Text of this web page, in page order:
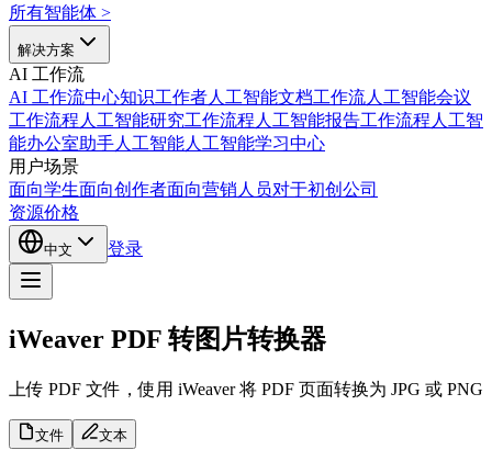
所有智能体 >
解决方案
AI 工作流
AI 工作流中心知识工作者人工智能文档工作流人工智能会议
工作流程人工智能研究工作流程人工智能报告工作流程人工智
能办公室助手人工智能人工智能学习中心
用户场景
面向学生面向创作者面向营销人员对于初创公司
资源价格
中文 登录
iWeaver PDF 转图片转换器
上传 PDF 文件，使用 iWeaver 将 PDF 页面转换为 JPG 或
文件 文本